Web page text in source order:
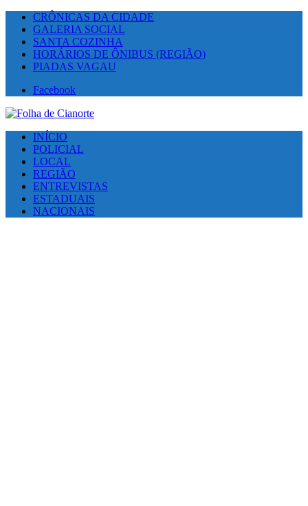
CRÔNICAS DA CIDADE
GALERIA SOCIAL
SANTA COZINHA
HORÁRIOS DE ÔNIBUS (REGIÃO)
PIADAS VAGAU
Facebook
INÍCIO
POLICIAL
LOCAL
REGIÃO
ENTREVISTAS
ESTADUAIS
NACIONAIS